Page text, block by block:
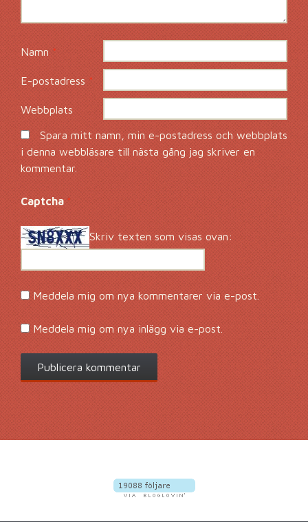
Namn *
E-postadress *
Webbplats
Spara mitt namn, min e-postadress och webbplats
i denna webbläsare till nästa gång jag skriver en
kommentar.
Captcha *
Skriv texten som visas ovan:
Meddela mig om nya kommentarer via e-post.
Meddela mig om nya inlägg via e-post.